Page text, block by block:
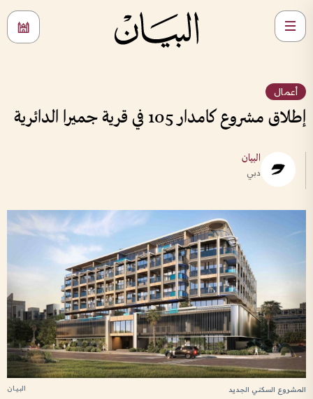
أعمال
إطلاق مشروع كامدار 105 في قرية جميرا الدائرية
البيان
دبي
البيان المشروع السكني الجديد